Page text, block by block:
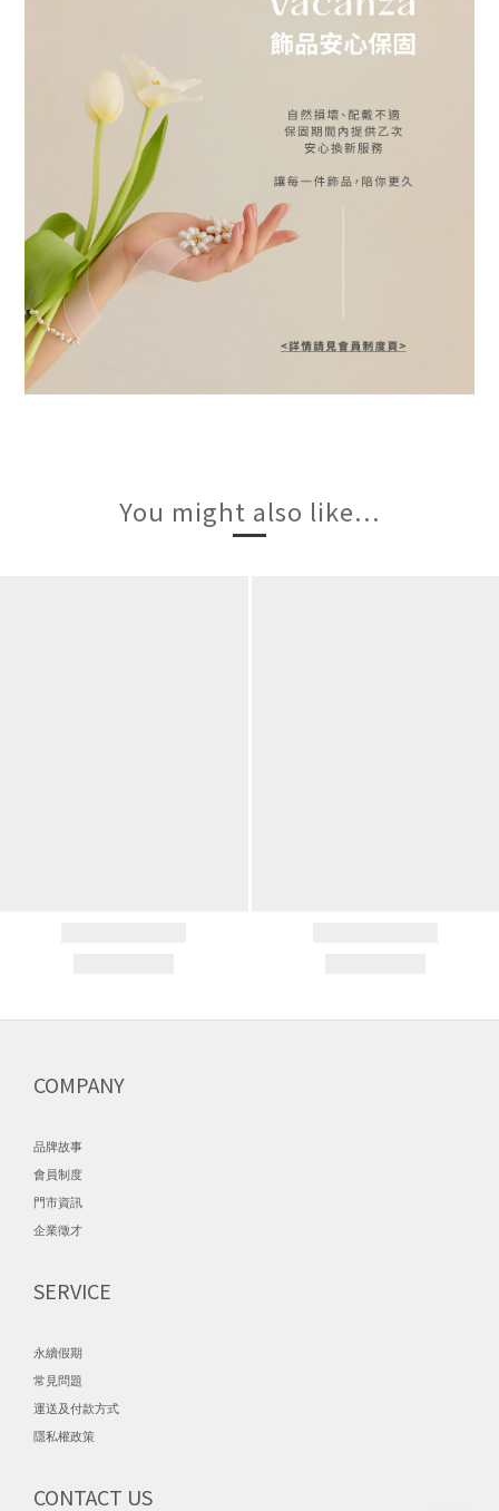
You might also like...
COMPANY
品牌故事
會員制度
門市資訊
企業徵才
SERVICE
永續假期
常見問題
運送及付款方式
隱私權政策
CONTACT US